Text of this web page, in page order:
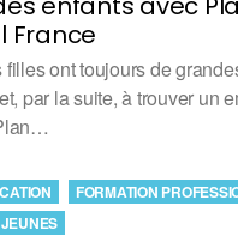
France
ont toujours de
par la suite, à trouver un
FORMATION